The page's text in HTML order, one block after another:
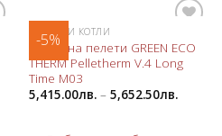
-5%
в
любими
ПЕЛЕТНИ КОТЛИ
Котел на пелети GREEN ECO
THERM Pelletherm V.4 Long
Time M03
5,415.00лв.– 5,652.50лв.